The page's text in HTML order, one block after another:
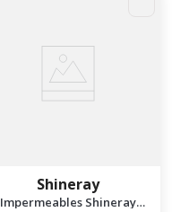
Shineray
Impermeables Shineray